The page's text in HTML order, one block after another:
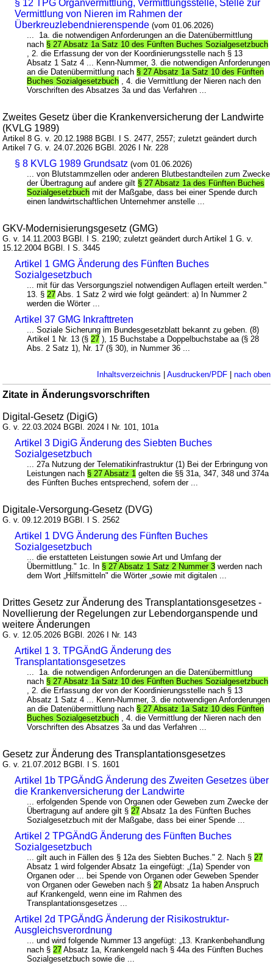
§ 12 TPG Organvermittlung, Vermittlungsstelle, Stelle zur
Vermittlung von Nieren im Rahmen der
Überkreuzlebendnierenspende (vom 01.06.2026)
... 1a. die notwendigen Anforderungen an die Datenübermittlung
nach § 27 Absatz 1a Satz 10 des Fünften Buches Sozialgesetzbuch
, 2. die Erfassung der von der Koordinierungsstelle nach § 13
Absatz 1 Satz 4 ... Kenn-Nummer, 3. die notwendigen Anforderungen
an die Datenübermittlung nach § 27 Absatz 1a Satz 10 des Fünften
Buches Sozialgesetzbuch , 4. die Vermittlung der Nieren nach den
Vorschriften des Absatzes 3a und das Verfahren ...
Zweites Gesetz über die Krankenversicherung der Landwirte
(KVLG 1989)
Artikel 8 G. v. 20.12.1988 BGBl. I S. 2477, 2557; zuletzt geändert durch
Artikel 7 G. v. 24.07.2026 BGBl. 2026 I Nr. 228
§ 8 KVLG 1989 Grundsatz (vom 01.06.2026)
... von Blutstammzellen oder anderen Blutbestandteilen zum Zwecke
der Übertragung auf andere gilt § 27 Absatz 1a des Fünften Buches
Sozialgesetzbuch mit der Maßgabe, dass bei einer Spende durch
einen landwirtschaftlichen Unternehmer anstelle ...
GKV-Modernisierungsgesetz (GMG)
G. v. 14.11.2003 BGBl. I S. 2190; zuletzt geändert durch Artikel 1 G. v.
15.12.2004 BGBl. I S. 3445
Artikel 1 GMG Änderung des Fünften Buches
Sozialgesetzbuch
... mit für das Versorgungsziel notwendigen Auflagen erteilt werden."
13. § 27 Abs. 1 Satz 2 wird wie folgt geändert: a) In Nummer 2
werden die Wörter ...
Artikel 37 GMG Inkrafttreten
... Soziale Sicherung im Bundesgesetzblatt bekannt zu geben. (8)
Artikel 1 Nr. 13 (§ 27 ), 15 Buchstabe a Doppelbuchstabe aa (§ 28
Abs. 2 Satz 1), Nr. 17 (§ 30), in Nummer 36 ...
Inhaltsverzeichnis | Ausdrucken/PDF| nach oben
Zitate in Änderungsvorschriften
Digital-Gesetz (DigiG)
G. v. 22.03.2024 BGBl. 2024 I Nr. 101, 101a
Artikel 3 DigiG Änderung des Siebten Buches
Sozialgesetzbuch
... 27a Nutzung der Telematikinfrastruktur (1) Bei der Erbringung von
Leistungen nach § 27 Absatz 1 gelten die §§ 31a, 347, 348 und 374a
des Fünften Buches entsprechend, sofern der ...
Digitale-Versorgung-Gesetz (DVG)
G. v. 09.12.2019 BGBl. I S. 2562
Artikel 1 DVG Änderung des Fünften Buches
Sozialgesetzbuch
... die erstatteten Leistungen sowie Art und Umfang der
Übermittlung." 1c. In § 27 Absatz 1 Satz 2 Nummer 3 werden nach
dem Wort „Hilfsmitteln" die Wörter „sowie mit digitalen ...
Drittes Gesetz zur Änderung des Transplantationsgesetzes -
Novellierung der Regelungen zur Lebendorganspende und
weitere Änderungen
G. v. 12.05.2026 BGBl. 2026 I Nr. 143
Artikel 1 3. TPGÄndG Änderung des
Transplantationsgesetzes
... 1a. die notwendigen Anforderungen an die Datenübermittlung
nach § 27 Absatz 1a Satz 10 des Fünften Buches Sozialgesetzbuch
, 2. die Erfassung der von der Koordinierungsstelle nach § 13
Absatz 1 Satz 4 ... Kenn-Nummer, 3. die notwendigen Anforderungen
an die Datenübermittlung nach § 27 Absatz 1a Satz 10 des Fünften
Buches Sozialgesetzbuch , 4. die Vermittlung der Nieren nach den
Vorschriften des Absatzes 3a und das Verfahren ...
Gesetz zur Änderung des Transplantationsgesetzes
G. v. 21.07.2012 BGBl. I S. 1601
Artikel 1b TPGÄndG Änderung des Zweiten Gesetzes über
die Krankenversicherung der Landwirte
... erfolgenden Spende von Organen oder Geweben zum Zwecke der
Übertragung auf andere gilt § 27 Absatz 1a des Fünften Buches
Sozialgesetzbuch mit der Maßgabe, dass bei einer Spende ...
Artikel 2 TPGÄndG Änderung des Fünften Buches
Sozialgesetzbuch
... gilt auch in Fällen des § 12a des Siebten Buches." 2. Nach § 27
Absatz 1 wird folgender Absatz 1a eingefügt: „(1a) Spender von
Organen oder ... bei Spende von Organen oder Geweben Spender
von Organen oder Geweben nach § 27 Absatz 1a haben Anspruch
auf Krankengeld, wenn eine im Rahmen des
Transplantationsgesetzes ...
Artikel 2d TPGÄndG Änderung der Risikostruktur-
Ausgleichsverordnung
... und wird folgende Nummer 13 angefügt: „13. Krankenbehandlung
nach § 27 Absatz 1a, Krankengeld nach § 44a des Fünften Buches
Sozialgesetzbuch sowie die ...